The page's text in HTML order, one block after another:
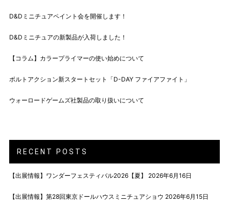
D&Dミニチュアペイント会を開催します！
D&Dミニチュアの新製品が入荷しました！
【コラム】カラープライマーの使い始めについて
ボルトアクション新スタートセット「D-DAY ファイアファイト」
ウォーロードゲームズ社製品の取り扱いについて
RECENT POSTS
【出展情報】ワンダーフェスティバル2026【夏】 2026年6月16日
【出展情報】第28回東京ドールハウスミニチュアショウ 2026年6月15日